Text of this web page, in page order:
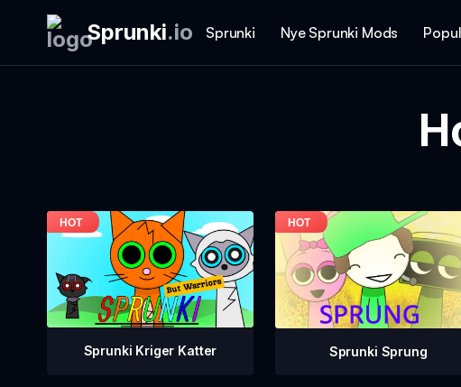
Sprunki.io Sprunki Nye Sprunki Mods
Sprunki Kriger Katter Sprunki Sprung